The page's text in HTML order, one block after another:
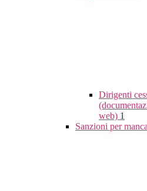
Dirigenti
web) 1
Sanzioni per